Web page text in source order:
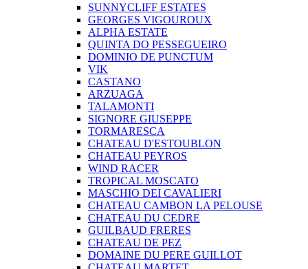
SUNNYCLIFF ESTATES
GEORGES VIGOUROUX
ALPHA ESTATE
QUINTA DO PESSEGUEIRO
DOMINIO DE PUNCTUM
VIK
CASTANO
ARZUAGA
TALAMONTI
SIGNORE GIUSEPPE
TORMARESCA
CHATEAU D'ESTOUBLON
CHATEAU PEYROS
WIND RACER
TROPICAL MOSCATO
MASCHIO DEI CAVALIERI
CHATEAU CAMBON LA PELOUSE
CHATEAU DU CEDRE
GUILBAUD FRERES
CHATEAU DE PEZ
DOMAINE DU PERE GUILLOT